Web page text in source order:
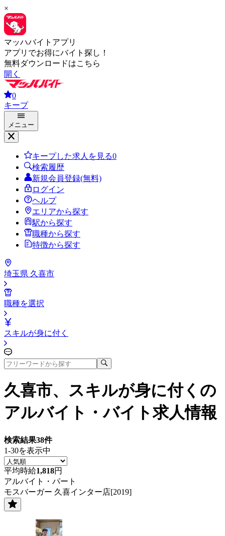
×
マッハバイトアプリ
アプリでお得にバイト探し！
無料ダウンロードはこちら
開く
0
キープ
メニュー
キープした求人を見る0
検索履歴
新規会員登録(無料)
ログイン
ヘルプ
エリアから探す
駅から探す
職種から探す
特徴から探す
埼玉県 久喜市
職種を選択
スキルが身に付く
久喜市、スキルが身に付く の
アルバイト・バイト求人情報
検索結果38件
1-30を表示中
平均時給1,818円
アルバイト・パート
モスバーガー 久喜インター店[2019]